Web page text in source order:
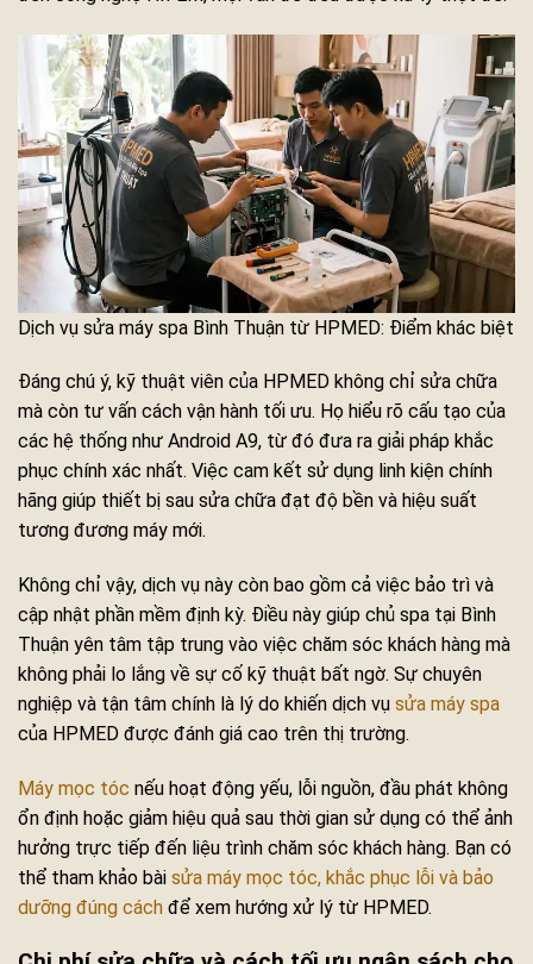
Dịch vụ sửa máy spa Bình Thuận từ HPMED: Điểm khác biệt
Đáng chú ý, kỹ thuật viên của HPMED không chỉ sửa chữa
mà còn tư vấn cách vận hành tối ưu. Họ hiểu rõ cấu tạo của
các hệ thống như Android A9, từ đó đưa ra giải pháp khắc
phục chính xác nhất. Việc cam kết sử dụng linh kiện chính
hãng giúp thiết bị sau sửa chữa đạt độ bền và hiệu suất
tương đương máy mới.
Không chỉ vậy, dịch vụ này còn bao gồm cả việc bảo trì và
cập nhật phần mềm định kỳ. Điều này giúp chủ spa tại Bình
Thuận yên tâm tập trung vào việc chăm sóc khách hàng mà
không phải lo lắng về sự cố kỹ thuật bất ngờ. Sự chuyên
nghiệp và tận tâm chính là lý do khiến dịch vụ sửa máy spa
của HPMED được đánh giá cao trên thị trường.
Máy mọc tóc nếu hoạt động yếu, lỗi nguồn, đầu phát không
ổn định hoặc giảm hiệu quả sau thời gian sử dụng có thể ảnh
hưởng trực tiếp đến liệu trình chăm sóc khách hàng. Bạn có
thể tham khảo bài sửa máy mọc tóc, khắc phục lỗi và bảo
dưỡng đúng cách để xem hướng xử lý từ HPMED.